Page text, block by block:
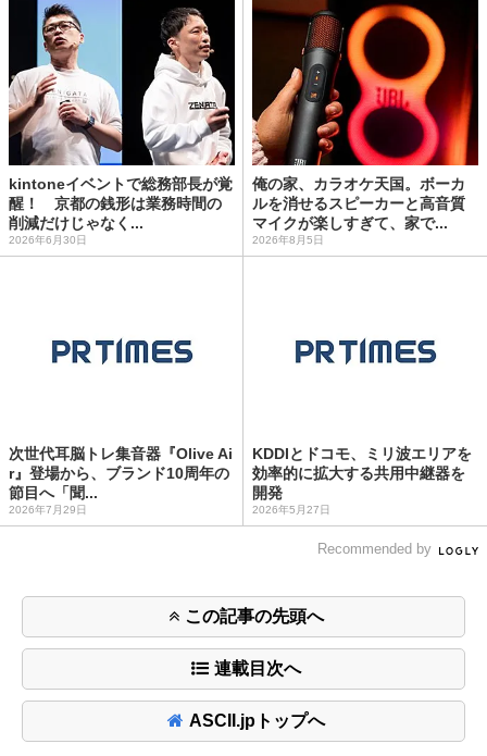
kintoneイベントで総務部長が覚
醒！ 京都の銭形は業務時間の
削減だけじゃなく...
2026年6月30日
俺の家、カラオケ天国。ボーカ
ルを消せるスピーカーと高音質
マイクが楽しすぎて、家で...
2026年8月5日
次世代耳脳トレ集音器『Olive Ai
r』登場から、ブランド10周年の
節目へ「聞...
2026年7月29日
KDDIとドコモ、ミリ波エリアを
効率的に拡大する共用中継器を
開発
2026年5月27日
Recommended by
この記事の先頭へ
連載目次へ
ASCII.jpトップへ